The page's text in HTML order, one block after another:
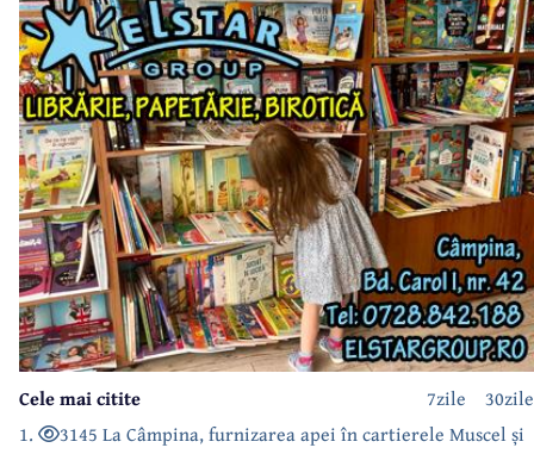
30zile
7zile
Cele mai citite
1.
3145 La Câmpina, furnizarea apei în cartierele Muscel și